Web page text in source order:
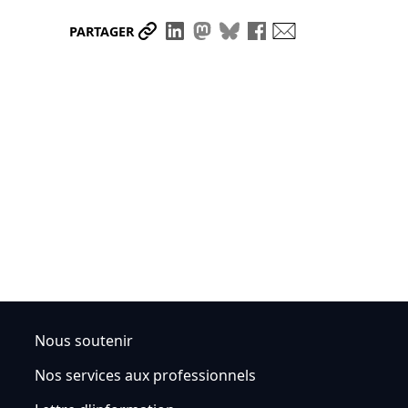
PARTAGER Partager le lien
Partager sur LinkedIn
Partager sur Mastodon
Partager sur Bluesky
Partager sur
Nous soutenir
Nos services aux professionnels